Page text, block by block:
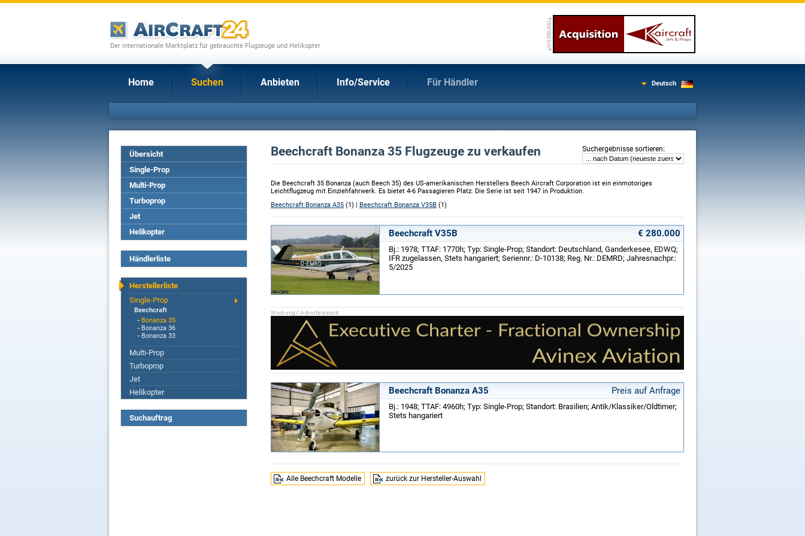
Der internationale Marktplatz für gebrauchte Flugzeuge und Helikopter
Home Suchen Anbieten Info/Service Für Händler Deutsch
Übersicht
Single-Prop
Multi-Prop
Turboprop
Jet
Helikopter
Händlerliste
Herstellerliste
Single-Prop
Beechcraft
- Bonanza 35
- Bonanza 36
- Bonanza 33
Multi-Prop
Turboprop
Jet
Helikopter
Suchauftrag
Suchergebnisse sortieren:
Beechcraft Bonanza 35 Flugzeuge zu verkaufen
Die Beechcraft 35 Bonanza (auch Beech 35) des US-amerikanischen Herstellers Beech Aircraft Corporation ist ein einmotoriges
Leichtflugzeug mit Einziehfahrwerk. Es bietet 4-6 Passagieren Platz. Die Serie ist seit 1947 in Produktion.
Beechcraft Bonanza A35 (1) | Beechcraft Bonanza V35B (1)
Beechcraft V35B € 280.000
Bj.: 1978; TTAF: 1770h; Typ: Single-Prop; Standort: Deutschland, Ganderkesee, EDWQ;
IFR zugelassen, Stets hangariert; Seriennr.: D-10138; Reg. Nr.: DEMRD; Jahresnachpr.:
5/2025
Beechcraft Bonanza A35 Preis auf Anfrage
Bj.: 1948; TTAF: 4960h; Typ: Single-Prop; Standort: Brasilien; Antik/Klassiker/Oldtimer;
Stets hangariert
Alle Beechcraft Modelle zurück zur Hersteller-Auswahl